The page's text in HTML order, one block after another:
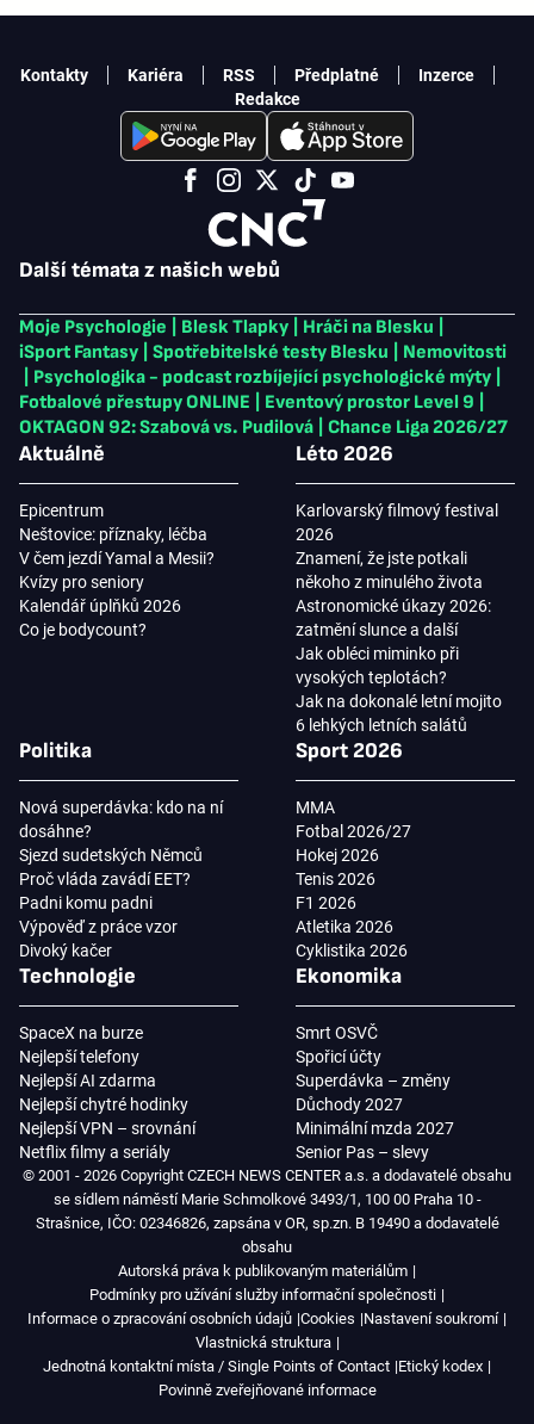
Další témata z našich webů
Moje Psychologie Blesk Tlapky Hráči na Blesku
iSport Fantasy
Spotřebitelské testy Blesku
Nemovitosti
Psychologika - podcast rozbíjející psychologické mýty
Fotbalové přestupy ONLINE
Eventový prostor Level 9
OKTAGON 92: Szabová vs. Pudilová
Chance Liga 2026/27
Aktuálně
Epicentrum
Neštovice: příznaky, léčba
V čem jezdí Yamal a Mesii?
Kvízy pro seniory
Kalendář úplňků 2026
Co je bodycount?
Léto 2026
Karlovarský filmový festival
2026
Znamení, že jste potkali
někoho z minulého života
Astronomické úkazy 2026:
zatmění slunce a další
Jak obléci miminko při
vysokých teplotách?
Jak na dokonalé letní mojito
6 lehkých letních salátů
Politika
Nová superdávka: kdo na ní
dosáhne?
Sjezd sudetských Němců
Proč vláda zavádí EET?
Padni komu padni
Výpověď z práce vzor
Divoký kačer
Sport 2026
MMA
Fotbal 2026/27
Hokej 2026
Tenis 2026
F1 2026
Atletika 2026
Cyklistika 2026
Technologie
SpaceX na burze
Nejlepší telefony
Nejlepší AI zdarma
Nejlepší chytré hodinky
Nejlepší VPN – srovnání
Netflix filmy a seriály
Ekonomika
Smrt OSVČ
Spořicí účty
Superdávka – změny
Důchody 2027
Minimální mzda 2027
Senior Pas – slevy
Kontakty Kariéra RSS Předplatné
Inzerce
Redakce
© 2001 - 2026 Copyright CZECH NEWS CENTER a.s. a dodavatelé obsahu
se sídlem náměstí Marie Schmolkové 3493/1, 100 00 Praha 10 -
Strašnice, IČO: 02346826, zapsána v OR, sp.zn. B 19490 a dodavatelé
obsahu
Autorská práva k publikovaným materiálům
Podmínky pro užívání služby informační společnosti
Informace o zpracování osobních údajů Cookies Nastavení soukromí
Vlastnická struktura
Jednotná kontaktní místa / Single Points of Contact Etický kodex
Povinně zveřejňované informace